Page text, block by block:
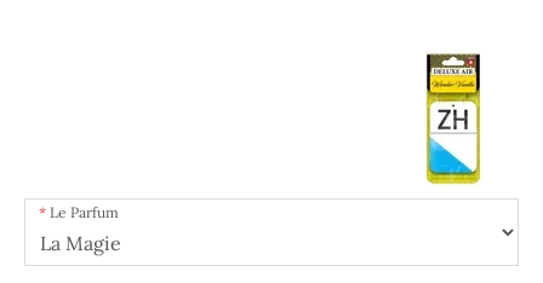
Le Parfum